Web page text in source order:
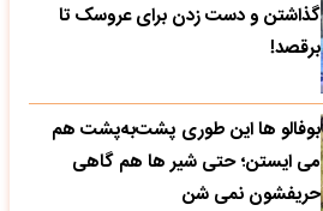
گذاشتن و دست زدن برای عروسک تا
برقصد!
بوفالو ها این‌ طوری پشت‌به‌پشت هم
می‌ ایستن؛ حتی شیر ها هم گاهی
حریفشون نمی‌ شن